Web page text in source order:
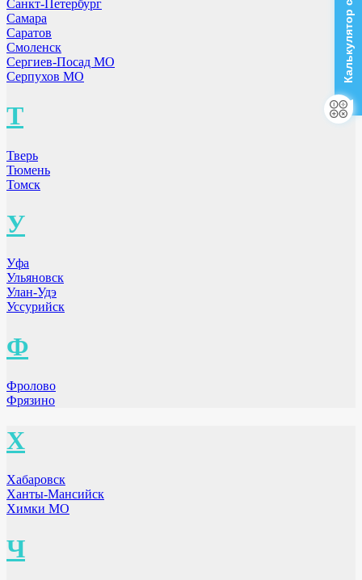
Санкт-Петербург
Самара
Саратов
Смоленск
Сергиев-Посад МО
Серпухов МО
Т
Тверь
Тюмень
Томск
У
Уфа
Ульяновск
Улан-Удэ
Уссурийск
Ф
Фролово
Фрязино
Х
Хабаровск
Ханты-Мансийск
Химки МО
Ч